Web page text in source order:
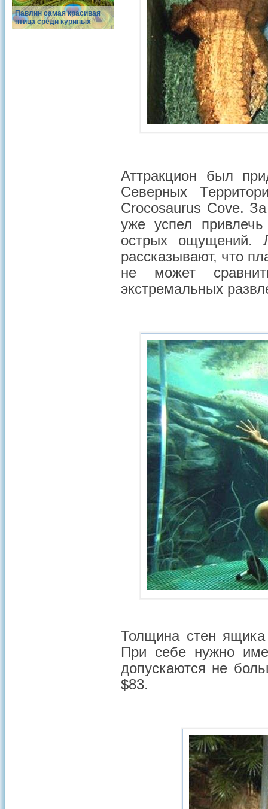
Павлин самая красивая
птица среди куриных
Аттракцион был
Северных
Crocosaurus Cove.
уже успел
острых ощущений.
рассказывают, что
не может
экстремальных
Толщина стен
При себе нужно
допускаются не
$83.